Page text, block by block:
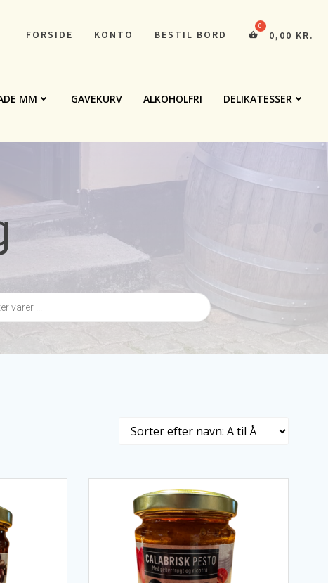
FORSIDE KONTO BESTIL BORD 0,00 KR.
MM GAVEKURV ALKOHOLFRI DELIKATESSER